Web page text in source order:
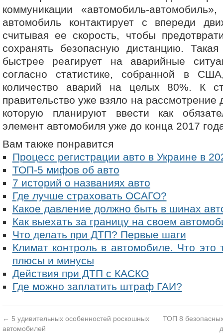
коммуникации «автомобиль-
автомобиль контактирует с впереди
считывая ее скорость, чтобы
сохранять безопасную дистанцию.
быстрее реагирует на аварийные
согласно статистике, собранной в
количество аварий на целых 80%. К
правительство уже взяло на
которую планируют ввести как
элемент автомобиля уже до конца 2017
Вам также понравится
Процесс регистрации авто в Украине в
ТОП-5 мифов об авто
7 историй о названиях авто
Где лучше страховать ОСАГО?
Какое давление должно быть в шинах
Как выехать за границу на своем
Что делать при ДТП? Первые шаги
Климат контроль в автомобиле. Что это
плюсы и минусы
Действия при ДТП с КАСКО
Где можно заплатить штраф ГАИ?
← 5 удивительных особенностей роскошных
автомобилей
ТОП 8